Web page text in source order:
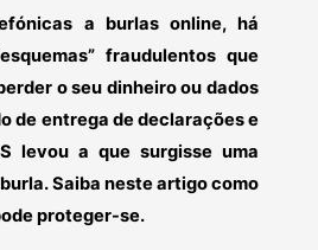
a burlas online, há
fraudulentos que
o seu dinheiro ou dados
de entrega de declarações e
levou a que surgisse uma
Saiba neste artigo como
proteger-se.